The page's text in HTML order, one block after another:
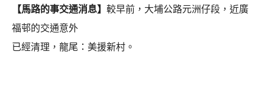
【馬路的事交通消息】 較早前，大埔公路元洲仔段，近廣
福邨的交通意外
已經清理，龍尾：美援新村。